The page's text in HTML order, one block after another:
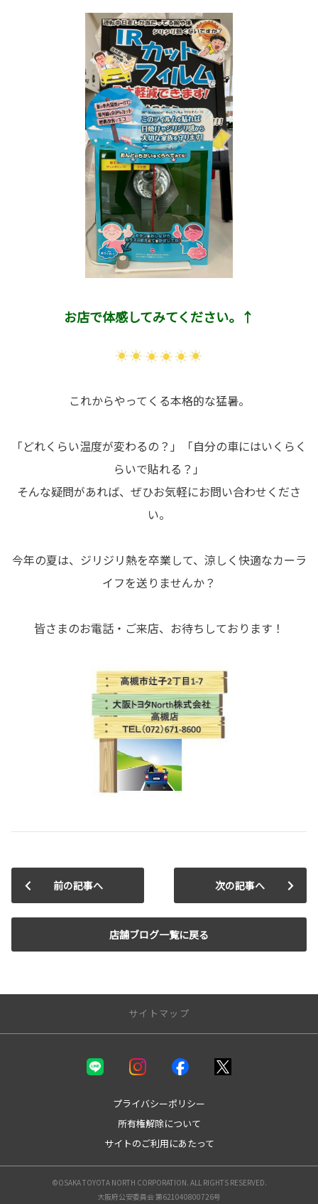
お店で体感してみてください。↑
これからやってくる本格的な猛暑。
「どれくらい温度が変わるの？」「自分の車にはいくらく
らいで貼れる？」
そんな疑問があれば、ぜひお気軽にお問い合わせくださ
い。
今年の夏は、ジリジリ熱を卒業して、涼しく快適なカーラ
イフを送りませんか？
皆さまのお電話・ご来店、お待ちしております！
前の記事へ
店舗ブログ一覧に戻る
次の記事へ
サイトマップ
プライバシーポリシー
所有権解除について
サイトのご利用にあたって
©OSAKA TOYOTA NORTH CORPORATION. ALL RIGHTS RESERVED.
大阪府公安委員会 第621040800726号